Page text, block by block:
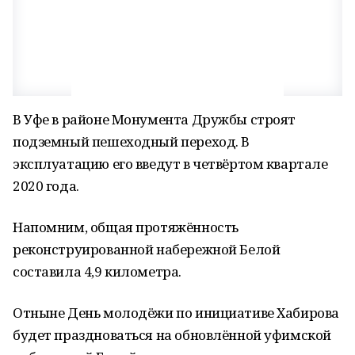
В Уфе в районе Монумента Дружбы строят
подземный пешеходный переход. В
эксплуатацию его введут в четвёртом квартале
2020 года.
Напомним, общая протяжённость
реконструированной набережной Белой
составила 4,9 километра.
Отныне День молодёжи по инициативе Хабирова
будет праздноваться на обновлённой уфимской